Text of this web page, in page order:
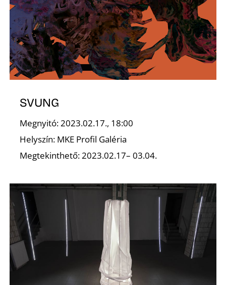
SVUNG
Megnyitó: 2023.02.17., 18:00
Helyszín: MKE Profil Galéria
Megtekinthető: 2023.02.17– 03.04.